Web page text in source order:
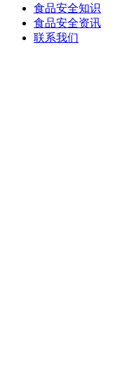
食品安全知识
食品安全资讯
联系我们